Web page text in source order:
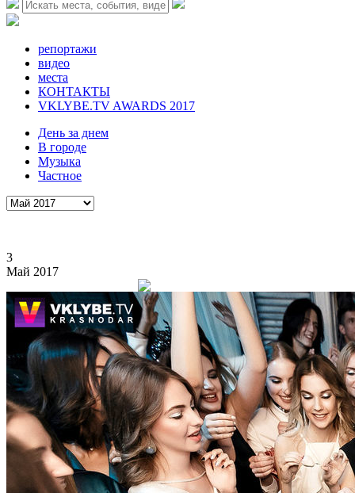
репортажи
видео
места
КОНТАКТЫ
VKLYBE.TV AWARDS 2017
День за днем
В городе
Музыка
Частное
3
Май 2017